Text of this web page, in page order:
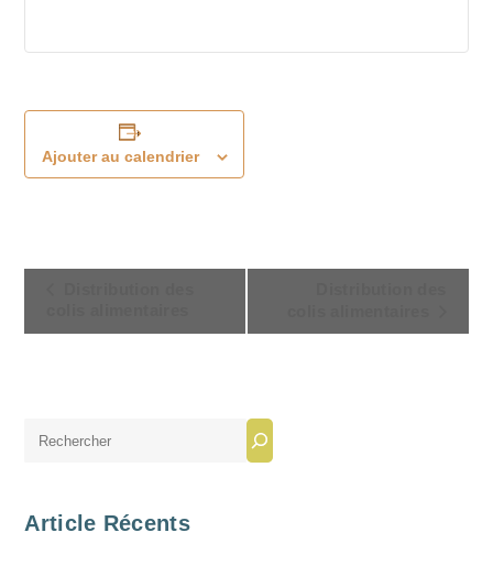
Ajouter au calendrier
O
Article Récents